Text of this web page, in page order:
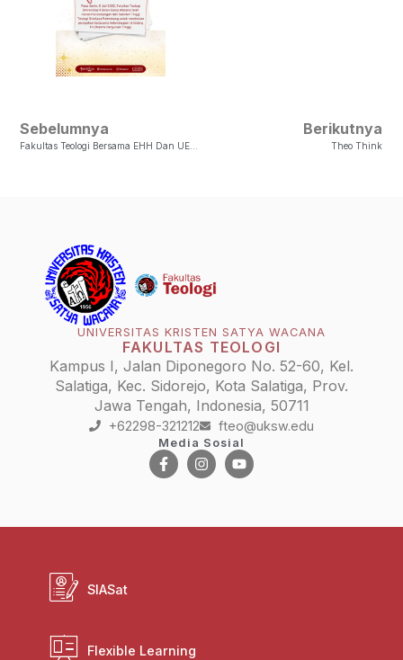
Sebelumnya Berikutnya
Theo Think
UNIVERSITAS KRISTEN SATYA WACANA
FAKULTAS TEOLOGI
Kampus I, Jalan Diponegoro No. 52-60, Kel.
Salatiga, Kec. Sidorejo, Kota Salatiga, Prov.
Jawa Tengah, Indonesia, 50711
+62298-321212 fteo@uksw.edu
Media Sosial
SIASat
Flexible Learning